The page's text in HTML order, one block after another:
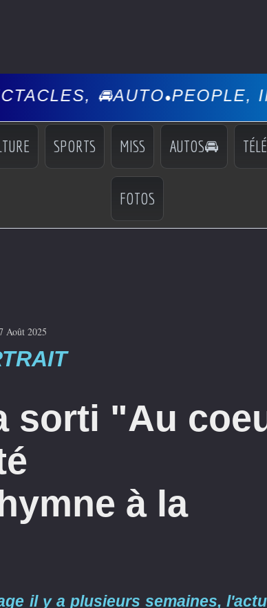
•PEOPLE, INFOS,
SPORTS MISS AUTOS🚘
FOTOS
Août 2025
sorti "Au
à la
il y a plusieurs semaines,